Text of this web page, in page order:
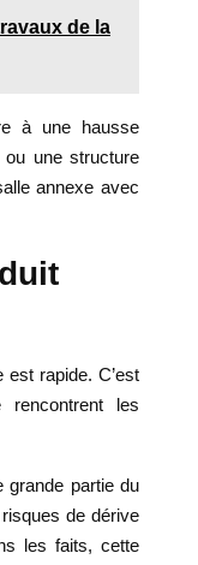
de la
à une hausse
ou une structure
annexe avec
est rapide. C’est
rencontrent les
grande partie du
de dérive
les faits, cette